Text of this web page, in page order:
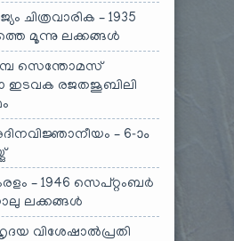
ചിത്രവാരിക – 1935
മൂന്നു ലക്കങ്ങൾ
സെന്തോമസ്
ഇടവക രജതജൂബിലി
– 6-ാം
– 1946 സെപ്റ്റംബർ
ലക്കങ്ങൾ
വിശേഷാൽപ്രതി